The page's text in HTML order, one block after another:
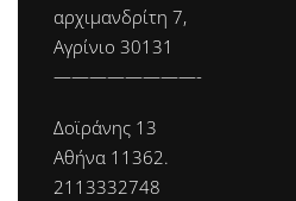
αρχιμανδρίτη 7,
Αγρίνιο 30131
————————-
Δοϊράνης 13
Αθήνα 11362.
2113332748